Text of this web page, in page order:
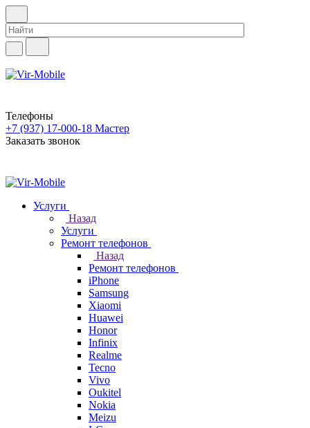
Телефоны
+7 (937) 17-000-18 Мастер
Заказать звонок
Услуги
Назад
Услуги
Ремонт телефонов
Назад
Ремонт телефонов
iPhone
Samsung
Xiaomi
Huawei
Honor
Infinix
Realme
Tecno
Vivo
Oukitel
Nokia
Meizu